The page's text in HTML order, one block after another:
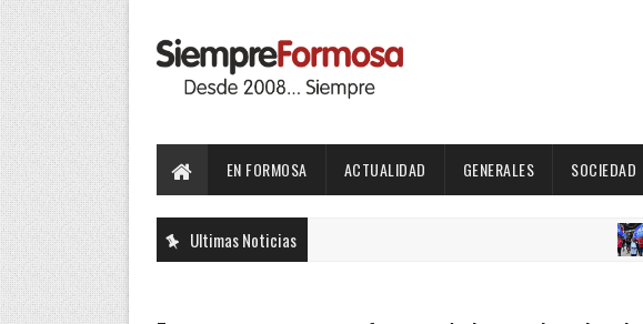
EN FORMOSA ACTUALIDAD GENERALES SOCIEDAD
Ultimas Noticias